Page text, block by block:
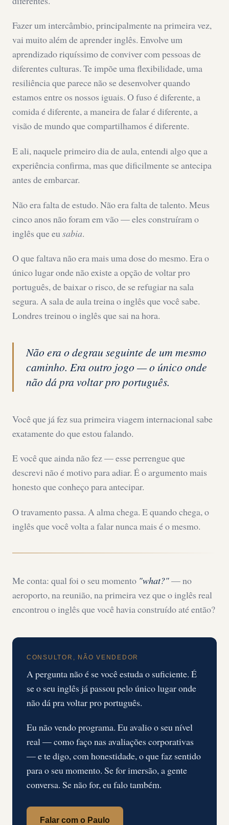
Fazer um intercâmbio, principalmente na primeira vez,
vai muito além de aprender inglês. Envolve um
aprendizado riquíssimo de conviver com pessoas de
diferentes culturas. Te impõe uma flexibilidade, uma
resiliência que parece não se desenvolver quando
estamos entre os nossos iguais. O fuso é diferente, a
comida é diferente, a maneira de falar é diferente, a
visão de mundo que compartilhamos é diferente.
E ali, naquele primeiro dia de aula, entendi algo que a
experiência confirma, mas que dificilmente se antecipa
antes de embarcar.
Não era falta de estudo. Não era falta de talento. Meus
cinco anos não foram em vão — eles construíram o
inglês que eu sabia.
O que faltava não era mais uma dose do mesmo. Era o
único lugar onde não existe a opção de voltar pro
português, de baixar o risco, de se refugiar na sala
segura. A sala de aula treina o inglês que você sabe.
Londres treinou o inglês que sai na hora.
Não era o degrau seguinte de um mesmo
caminho. Era outro jogo — o único onde
não dá pra voltar pro português.
Você que já fez sua primeira viagem internacional sabe
exatamente do que estou falando.
E você que ainda não fez — esse perrengue que
descrevi não é motivo para adiar. É o argumento mais
honesto que conheço para antecipar.
O travamento passa. A alma chega. E quando chega, o
inglês que você volta a falar nunca mais é o mesmo.
Me conta: qual foi o seu momento "what?"— no
aeroporto, na reunião, na primeira vez que o inglês real
encontrou o inglês que você havia construído até então?
CONSULTOR, NÃO VENDEDOR
A pergunta não é se você estuda o suficiente. É
se o seu inglês já passou pelo único lugar onde
não dá pra voltar pro português.
Eu não vendo programa. Eu avalio o seu nível
real — como faço nas avaliações corporativas
— e te digo, com honestidade, o que faz sentido
para o seu momento. Se for imersão, a gente
conversa. Se não for, eu falo também.
Falar com o Paulo